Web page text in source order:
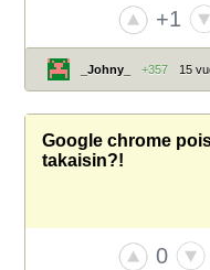
+1
_Johny_ +357 15
Google chrome
takaisin?!
0